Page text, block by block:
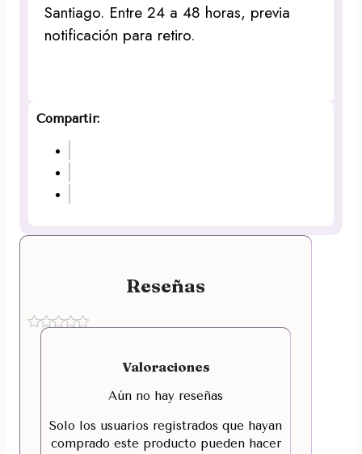
Santiago. Entre 24 a 48 horas, previa
notificación para retiro.
Compartir:
Reseñas
Valoraciones
Aún no hay reseñas
Solo los usuarios registrados que hayan
comprado este producto pueden hacer